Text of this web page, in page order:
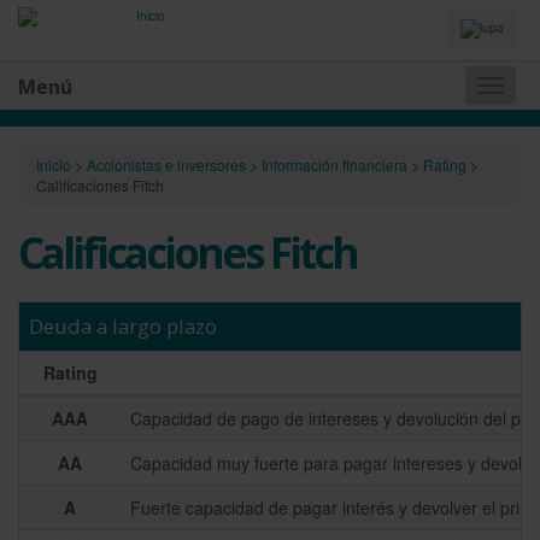
Idiomas
y
Menú
Inicio > Accionistas e inversores > Información financiera > Rating >
Calificaciones Fitch
Calificaciones Fitch
Deuda a largo plazo
Rating
AAA
Capacidad de pago de intereses y devolución del
AA
Capacidad muy fuerte para pagar intereses y
A
Fuerte capacidad de pagar interés y devolver el